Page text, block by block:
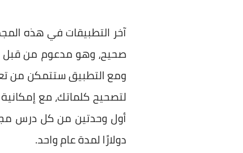
آخر التطبيقات في هذه
صحيح، وهو مدعوم من قبل
لتصحيح كلماتك، مع
دولارًا لمدة عام واحد.